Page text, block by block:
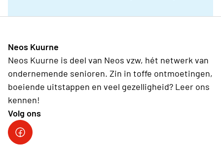
Neos Kuurne
Neos Kuurne is deel van Neos vzw, hét netwerk van
ondernemende senioren. Zin in toffe ontmoetingen,
boeiende uitstappen en veel gezelligheid? Leer ons
kennen!
Volg ons
Neos Kuurne